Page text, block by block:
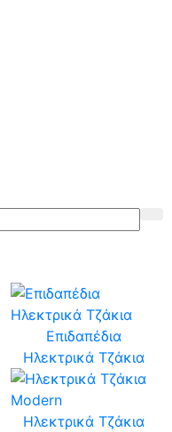
Επιδαπέδια
Ηλεκτρικά Τζάκια
Ηλεκτρικά Τζάκια